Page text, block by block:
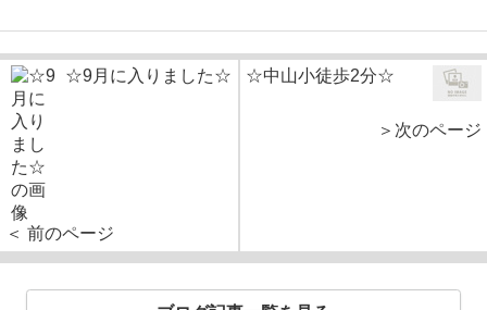
☆9月に入りました☆
＜ 前のページ
☆中山小徒歩2分☆
＞次のページ